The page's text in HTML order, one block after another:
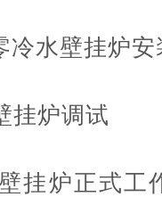
冷水壁挂炉安
挂炉调试
炉正式工